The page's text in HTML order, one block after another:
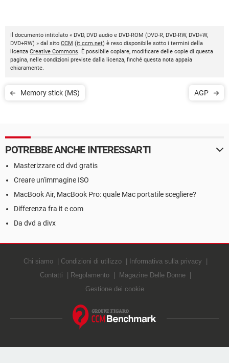
Il documento intitolato « DVD, DVD audio e DVD-ROM (DVD-R, DVD-RW, DVD+W,
DVD+RW) » dal sito CCM (it.ccm.net) è reso disponibile sotto i termini della
licenza Creative Commons. È possibile copiare, modificare delle copie di questa
pagina, nelle condizioni previste dalla licenza, finché questa nota appaia
chiaramente.
Memory stick (MS) AGP
POTREBBE ANCHE INTERESSARTI
Masterizzare cd dvd gratis
Creare un'immagine ISO
MacBook Air, MacBook Pro: quale Mac portatile scegliere?
Differenza fra it e com
Da dvd a divx
Chi siamo Condizioni di utilizzo
Informativa sulla privacy
Contatti
Regolamento
Magazine Delle Donne
Gestione dei cookie